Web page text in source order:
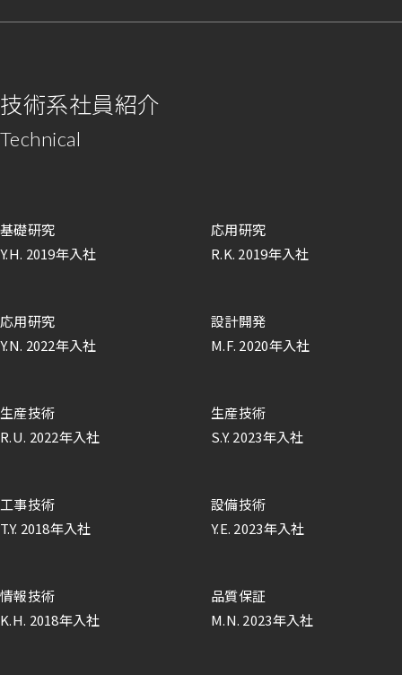
技術系社員紹介
Technical
基礎研究
Y.H. 2019年入社
応用研究
R.K. 2019年入社
応用研究
Y.N. 2022年入社
設計開発
M.F. 2020年入社
生産技術
R.U. 2022年入社
生産技術
S.Y. 2023年入社
工事技術
T.Y. 2018年入社
設備技術
Y.E. 2023年入社
情報技術
K.H. 2018年入社
品質保証
M.N. 2023年入社